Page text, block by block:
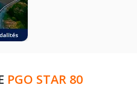
PGO STAR 80